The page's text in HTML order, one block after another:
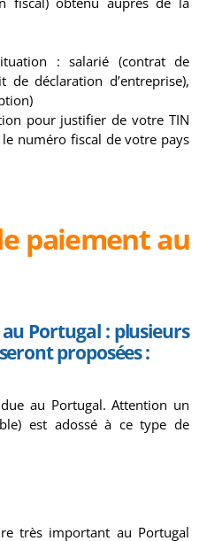
: salarié (contrat de
de déclaration d’entreprise),
pour justifier de votre TIN
numéro fiscal de votre pays
paiement au
Portugal : plusieurs
proposées :
au Portugal. Attention un
est adossé à ce type de
très important au Portugal